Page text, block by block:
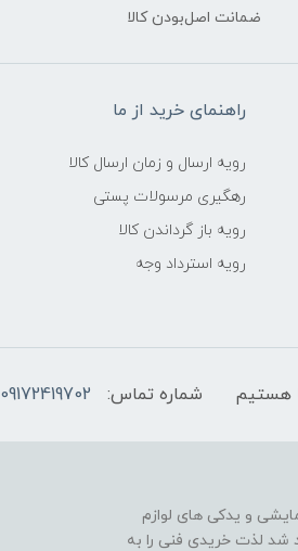
ضمانت اصل‌بودن کالا
راهنمای خرید از ما
رویه ارسال و زمان ارسال کالا
رهگیری مرسولات پستی
رویه باز گرداندن کالا
رویه استرداد وجه
شماره تماس: 09172419702
و یدکی های لوازم
شد لذت خریدی فنی را به